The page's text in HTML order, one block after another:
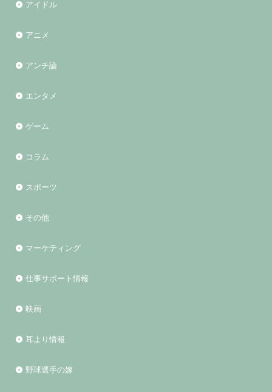
アイドル
アニメ
アンチ論
エンタメ
ゲーム
コラム
スポーツ
その他
マーケティング
仕事サポート情報
映画
耳より情報
野球選手の嫁